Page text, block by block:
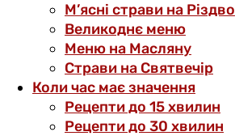
М’ясні страви на Різдво
Великоднє меню
Меню на Масляну
Страви на Святвечір
Коли час має значення
Рецепти до 15 хвилин
Рецепти до 30 хвилин